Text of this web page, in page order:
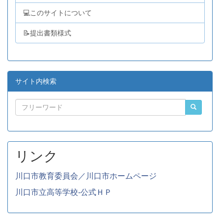
💻このサイトについて
📝提出書類様式
サイト内検索
リンク
川口市教育委員会／川口市ホームページ
川口市立高等学校-公式ＨＰ